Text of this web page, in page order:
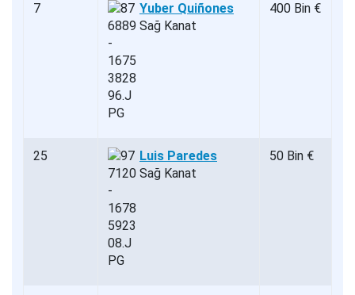
7
Yuber Quiñones
Sağ Kanat
400 Bin €
25
Luis Paredes
Sağ Kanat
50 Bin €